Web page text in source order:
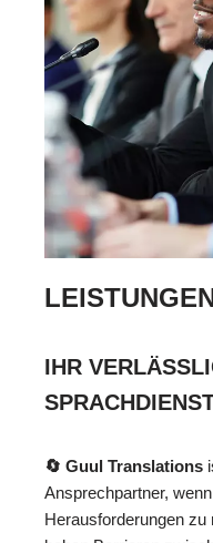
IHR
🔄 Guul Translations
Ansprechpartner,
Herausforderungen